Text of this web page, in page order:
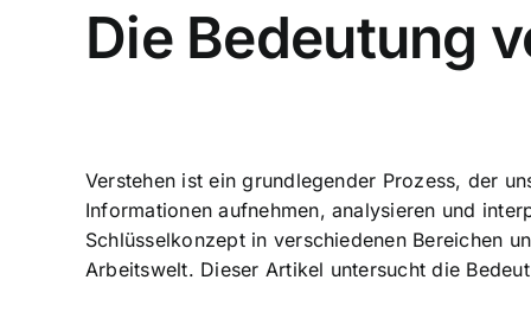
Die Bedeutung
Verstehen ist ein grundlegender Prozess, der
Informationen aufnehmen, analysieren und
Schlüsselkonzept in verschiedenen Bereichen
Arbeitswelt. Dieser Artikel untersucht die